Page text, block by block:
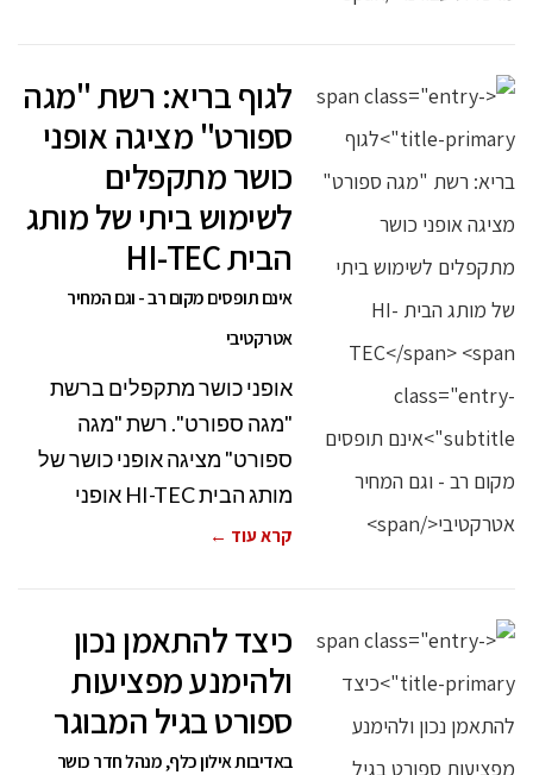
לגוף בריא: רשת "מגה
ספורט" מציגה אופני
כושר מתקפלים
לשימוש ביתי של מותג
הבית HI-TEC
אינם תופסים מקום רב - וגם המחיר
אטרקטיבי
אופני כושר מתקפלים ברשת
"מגה ספורט". רשת "מגה
ספורט" מציגה אופני כושר של
מותג הבית HI-TEC אופני
קרא עוד ←
כיצד להתאמן נכון
ולהימנע מפציעות
ספורט בגיל המבוגר
באדיבות אילון כלף, מנהל חדר כושר